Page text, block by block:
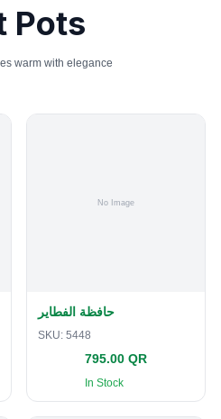
Pots
warm with elegance
حافظة الفطاير
SKU: 5448
795.00 QR
In Stock